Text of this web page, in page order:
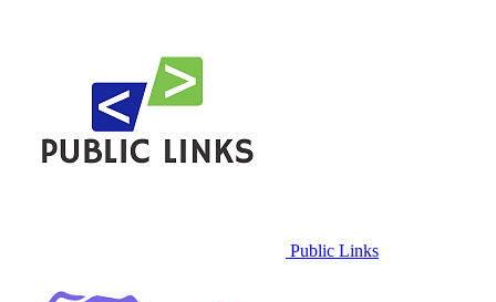
Public Links